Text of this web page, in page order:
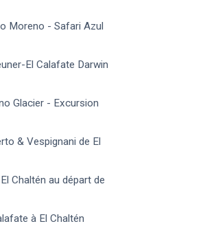
Moreno - Safari Azul
El Calafate Darwin
Glacier - Excursion
& Vespignani de El
Chaltén au départ de
à El Chaltén